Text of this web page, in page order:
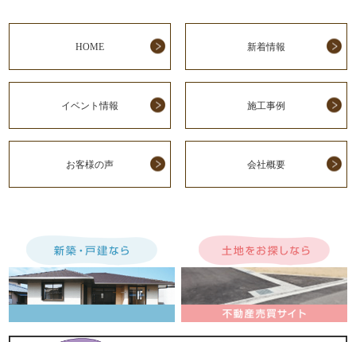
HOME 新着情報
イベント情報 施工事例
お客様の声 会社概要